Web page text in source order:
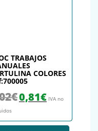
1,28€.
TRABAJOS
COLORES
€ El precio original era: 1,02€.
0,81€El precio actual
IVA no